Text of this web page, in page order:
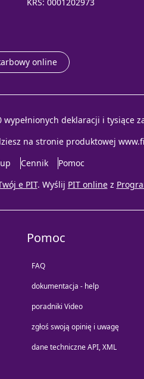
online
deklaracji i tysiące
na stronie produktowej
Cennik
Pomoc
e PIT. Wyślij PIT online z
Pomoc
FAQ
dokumentacja - help
poradniki Video
zgłoś swoją opinię i uwagę
dane techniczne API, XML